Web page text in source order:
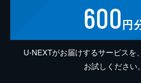
600円
U-NEXTがお届けするサービスを
お試しください。